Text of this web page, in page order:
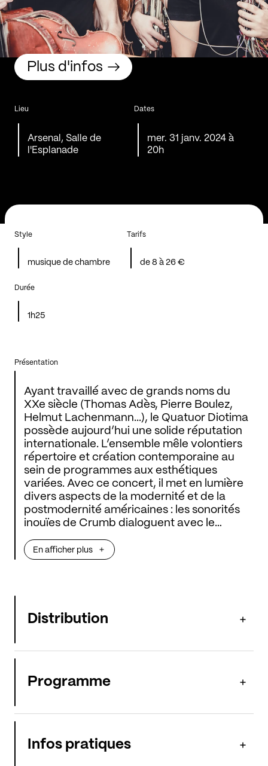
Lieu
Arsenal, Salle de
l'Esplanade
Dates
mer. 31 janv. 2024 à
20h
Plus d'infos
Style
musique de chambre
Tarifs
de 8 à 26 €
Durée
1h25
Présentation
Ayant travaillé avec de grands noms du
XXe siècle (Thomas Adès, Pierre Boulez,
Helmut Lachenmann...), le Quatuor Diotima
possède aujourd’hui une solide réputation
internationale. L’ensemble mêle volontiers
répertoire et création contemporaine au
sein de programmes aux esthétiques
variées. Avec ce concert, il met en lumière
divers aspects de la modernité et de la
postmodernité américaines : les sonorités
inouïes de Crumb dialoguent avec le
compléter cette immersion dans la musique
de notre temps, le Quatuor Diotima
En afficher plus
Distribution
Programme
Infos pratiques